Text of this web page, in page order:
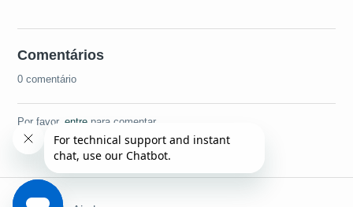
Comentários
0 comentário
Por favor,entre para comentar.